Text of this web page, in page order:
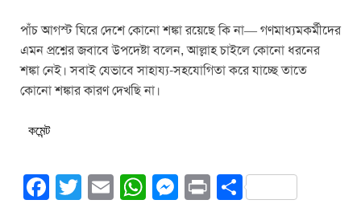
পাঁচ আগস্ট ঘিরে দেশে কোনো শঙ্কা রয়েছে কি না— গণমাধ্যমকর্মীদের
এমন প্রশ্নের জবাবে উপদেষ্টা বলেন, আল্লাহ চাইলে কোনো ধরনের
শঙ্কা নেই। সবাই যেভাবে সাহায্য-সহযোগিতা করে যাচ্ছে তাতে
কোনো শঙ্কার কারণ দেখছি না।
কমেন্ট
F
T
E
W M Pr S